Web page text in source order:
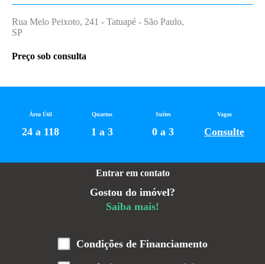
Entrar em contato
Gostou do imóvel?
Saiba mais!
Condições de Financiamento
Área Útil
24 a 118
Quartos
1 a 3
Suítes
0 a 3
Vagas
Consulte
Rua Melo Peixoto, 241 - Tatuapé - São Paulo,
SP
Preço sob consulta